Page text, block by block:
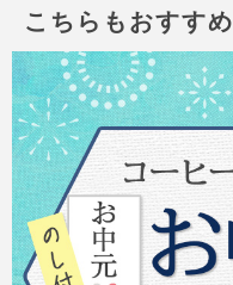
こちらもおすすめ